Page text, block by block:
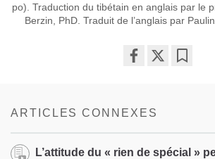
po). Traduction du tibétain en anglais par le
Berzin, PhD. Traduit de l’anglais par
ARTICLES CONNEXES
L’attitude du « rien de spécial »